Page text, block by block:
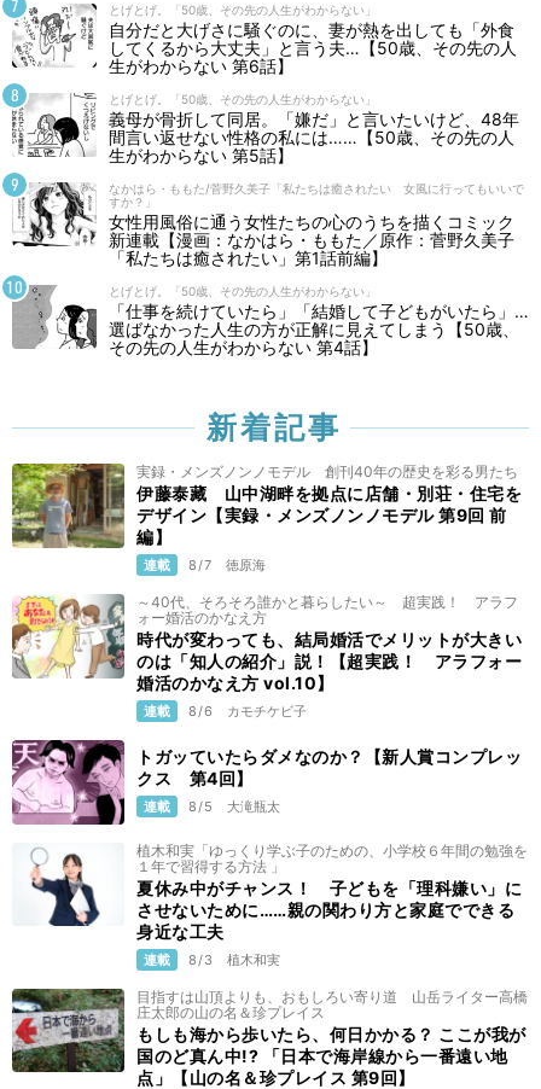
とげとげ。「50歳、その先の人生がわからない」
自分だと大げさに騒ぐのに、妻が熱を出しても「外食
してくるから大丈夫」と言う夫…【50歳、その先の人
生がわからない 第6話】
とげとげ。「50歳、その先の人生がわからない」
義母が骨折して同居。「嫌だ」と言いたいけど、48年
間言い返せない性格の私には……【50歳、その先の人
生がわからない 第5話】
なかはら・ももた/菅野久美子「私たちは癒されたい 女風に行ってもいいで
すか？」
女性用風俗に通う女性たちの心のうちを描くコミック
新連載【漫画：なかはら・ももた／原作：菅野久美子
「私たちは癒されたい」第1話前編】
とげとげ。「50歳、その先の人生がわからない」
「仕事を続けていたら」「結婚して子どもがいたら」…
選ばなかった人生の方が正解に見えてしまう【50歳、
その先の人生がわからない 第4話】
新着記事
実録・メンズノンノモデル 創刊40年の歴史を彩る男たち
伊藤泰藏 山中湖畔を拠点に店舗・別荘・住宅を
デザイン【実録・メンズノンノモデル 第9回 前
編】
連載 8/7 徳原海
～40代、そろそろ誰かと暮らしたい～ 超実践！ アラフ
ォー婚活のかなえ方
時代が変わっても、結局婚活でメリットが大きい
のは「知人の紹介」説！【超実践！ アラフォー
婚活のかなえ方 vol.10】
連載 8/6 カモチケビ子
トガッていたらダメなのか？【新人賞コンプレッ
クス 第4回】
連載 8/5 大滝瓶太
植木和実「ゆっくり学ぶ子のための、小学校６年間の勉強を
１年で習得する方法 」
夏休み中がチャンス！ 子どもを「理科嫌い」に
させないために……親の関わり方と家庭でできる
身近な工夫
連載 8/3 植木和実
目指すは山頂よりも、おもしろい寄り道 山岳ライター高橋
庄太郎の山の名＆珍プレイス
もしも海から歩いたら、何日かかる？ ここが我が
国のど真ん中!? 「日本で海岸線から一番遠い地
点」【山の名＆珍プレイス 第9回】